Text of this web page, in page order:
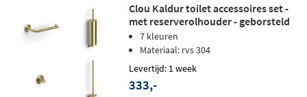
Clou Kaldur toilet accessoires set -
met reserverolhouder - geborsteld
goud PVD
7 kleuren
Materiaal: rvs 304
Levertijd: 1 week
333,-